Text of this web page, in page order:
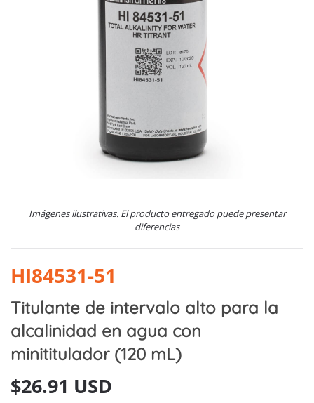
Imágenes ilustrativas. El producto entregado puede presentar
diferencias
HI84531-51
Titulante de intervalo alto para la
alcalinidad en agua con
minititulador (120 mL)
$26.91 USD